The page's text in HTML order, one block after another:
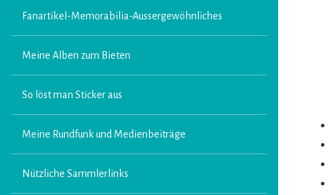
Fanartikel-Memorabilia-Aussergewöhnliches
Meine Alben zum Bieten
So löst man Sticker aus
Meine Rundfunk und Medienbeiträge
Nützliche Sammlerlinks